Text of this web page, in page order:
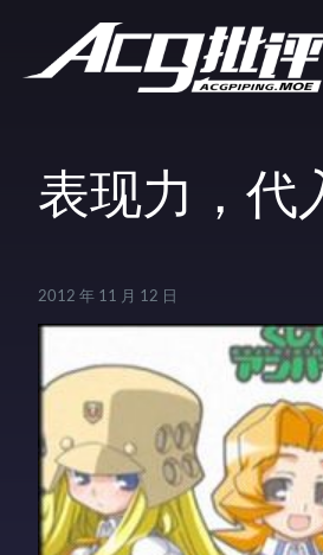
表现力，代
2012 年 11 月 12 日